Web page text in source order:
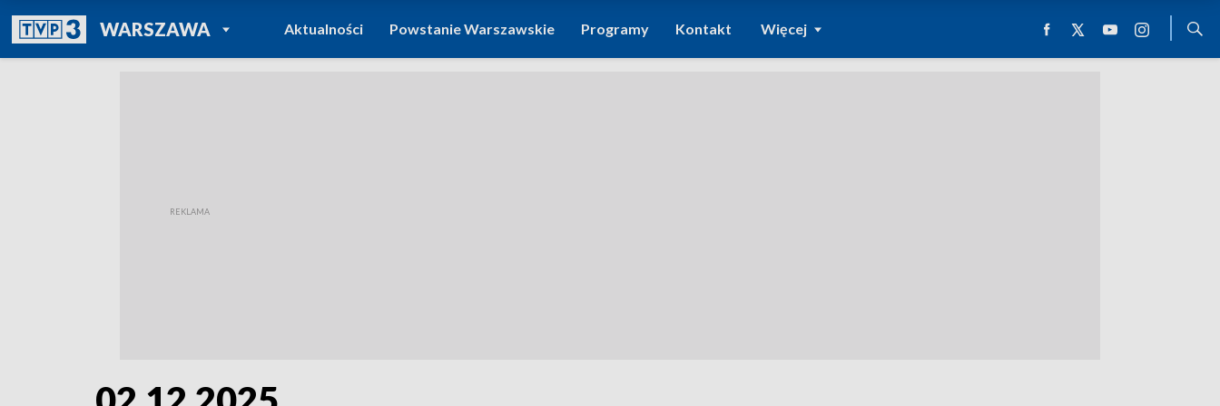
WARSZAWAPOWRÓT DO
TVP REGIONY
Aktualności Powstanie Warszawskie Programy Kontakt Więcej